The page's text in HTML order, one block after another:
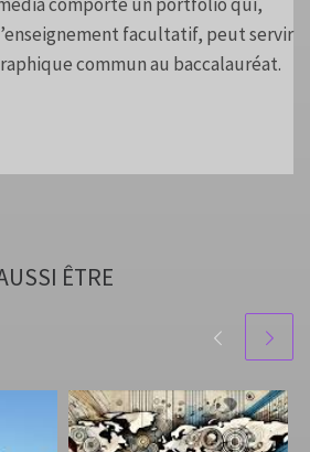
facultatif, peut servir
commun au baccalauréat.
ÊTRE